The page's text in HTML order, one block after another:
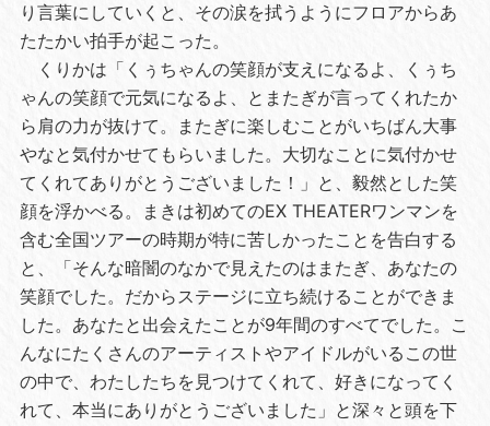
り言葉にしていくと、その涙を拭うようにフロアからあ
たたかい拍手が起こった。
くりかは「くぅちゃんの笑顔が支えになるよ、くぅち
ゃんの笑顔で元気になるよ、とまたぎが言ってくれたか
ら肩の力が抜けて。またぎに楽しむことがいちばん大事
やなと気付かせてもらいました。大切なことに気付かせ
てくれてありがとうございました！」と、毅然とした笑
顔を浮かべる。まきは初めてのEX THEATERワンマンを
含む全国ツアーの時期が特に苦しかったことを告白する
と、「そんな暗闇のなかで見えたのはまたぎ、あなたの
笑顔でした。だからステージに立ち続けることができま
した。あなたと出会えたことが9年間のすべてでした。こ
んなにたくさんのアーティストやアイドルがいるこの世
の中で、わたしたちを見つけてくれて、好きになってく
れて、本当にありがとうございました」と深々と頭を下